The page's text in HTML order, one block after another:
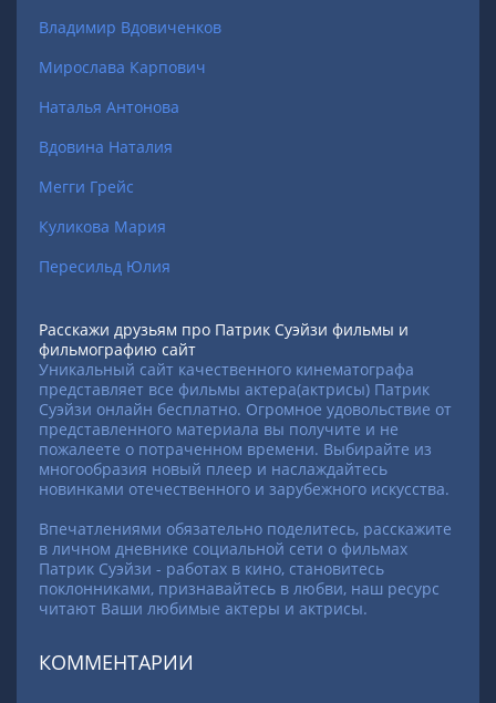
Владимир Вдовиченков
Мирослава Карпович
Наталья Антонова
Вдовина Наталия
Мегги Грейс
Куликова Мария
Пересильд Юлия
Расскажи друзьям про Патрик Суэйзи фильмы и
фильмографию сайт
Уникальный сайт качественного кинематографа
представляет все фильмы актера(актрисы) Патрик
Суэйзи онлайн бесплатно. Огромное удовольствие от
представленного материала вы получите и не
пожалеете о потраченном времени. Выбирайте из
многообразия новый плеер и наслаждайтесь
новинками отечественного и зарубежного искусства.
Впечатлениями обязательно поделитесь, расскажите
в личном дневнике социальной сети о фильмах
Патрик Суэйзи - работах в кино, становитесь
поклонниками, признавайтесь в любви, наш ресурс
читают Ваши любимые актеры и актрисы.
КОММЕНТАРИИ